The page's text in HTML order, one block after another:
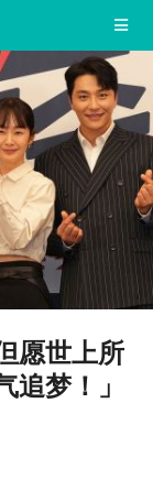
愿世上所
梦！」